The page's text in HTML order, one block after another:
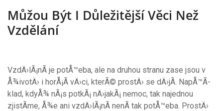
Můžou Být I Důležitější Věci Než
Vzdělání
VzdÄ›lÃ¡nÃ­ je potÅ™eba, ale na druhou stranu zase jsou v
Å¾ivotÄ› i horÅ¡Ã­ vÄ›ci, kterÃ© prostÄ› se dÄ›jÃ­. NapÅ™Ã­
klad, kdyÅ¾ nÃ¡s potkÃ¡ nÄ›jakÃ¡ nemoc, tak najednou
zjistÃ­me, Å¾e ani vzdÄ›lÃ¡nÃ­ nenÃ­ tak potÅ™eba. ProstÄ›